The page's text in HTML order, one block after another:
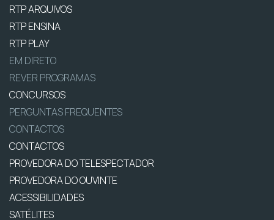
RTP ARQUIVOS
RTP ENSINA
RTP PLAY
EM DIRETO
REVER PROGRAMAS
CONCURSOS
PERGUNTAS FREQUENTES
CONTACTOS
CONTACTOS
PROVEDORA DO TELESPECTADOR
PROVEDORA DO OUVINTE
ACESSIBILIDADES
SATÉLITES